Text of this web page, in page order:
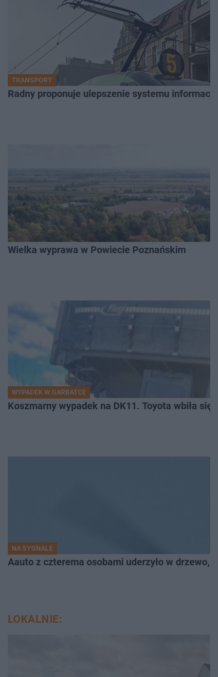
TRANSPORT
Radny proponuje ulepszenie systemu
Wielka wyprawa w Powiecie Poznańskim
WYPADEK W GARBATCE
Koszmarny wypadek na DK11. Toyota wbiła się
NA SYGNALE
Aauto z czterema osobami uderzyło w drzewo,
LOKALNIE: